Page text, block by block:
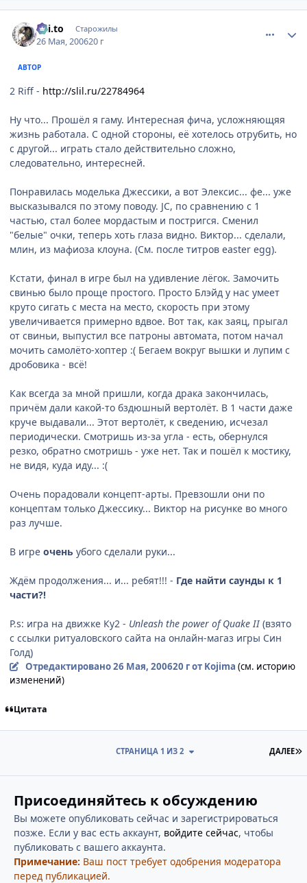
Kai.to Старожилы
26 Мая, 200620 г
АВТОР
2 Riff - http://slil.ru/22784964
Ну что... Прошёл я гаму. Интересная фича, усложняющяя
жизнь работала. С одной стороны, её хотелось отрубить, но
с другой... играть стало действительно сложно,
следовательно, интересней.
Понравилась моделька Джессики, а вот Элексис... фе... уже
высказывался по этому поводу. JC, по сравнению с 1
частью, стал более мордастым и постригся. Сменил
"белые" очки, теперь хоть глаза видно. Виктор... сделали,
млин, из мафиоза клоуна. (См. после титров easter egg).
Кстати, финал в игре был на удивление лёгок. Замочить
свинью было проще простого. Просто Блэйд у нас умеет
круто сигать с места на место, скорость при этому
увеличивается примерно вдвое. Вот так, как заяц, прыгал
от свиньи, выпустил все патроны автомата, потом начал
мочить самолёто-хоптер :( Бегаем вокруг вышки и лупим с
дробовика - всё!
Как всегда за мной пришли, когда драка закончилась,
причём дали какой-то бздюшный вертолёт. В 1 части даже
круче выдавали... Этот вертолёт, к сведению, исчезал
периодически. Смотришь из-за угла - есть, обернулся
резко, обратно смотришь - уже нет. Так и пошёл к мостику,
не видя, куда иду... :(
Очень порадовали концепт-арты. Превзошли они по
концептам только Джессику... Виктор на рисунке во много
раз лучше.
В игре очень убого сделали руки...
Ждём продолжения... и... ребят!!! - Где найти саунды к 1
части?!
P.s: игра на движке Ку2 - Unleash the power of Quake II(взято
с ссылки ритуаловского сайта на онлайн-магаз игры Син
Голд)
Отредактировано26 Мая, 200620 гот Kojima (см. историю
изменений)
Цитата
ДАЛЕЕ
СТРАНИЦА 1 ИЗ 2
Присоединяйтесь к обсуждению
Вы можете опубликовать сейчас и зарегистрироваться
позже. Если у вас есть аккаунт, войдите сейчас, чтобы
публиковать с вашего аккаунта.
Примечание: Ваш пост требует одобрения модератора
перед публикацией.